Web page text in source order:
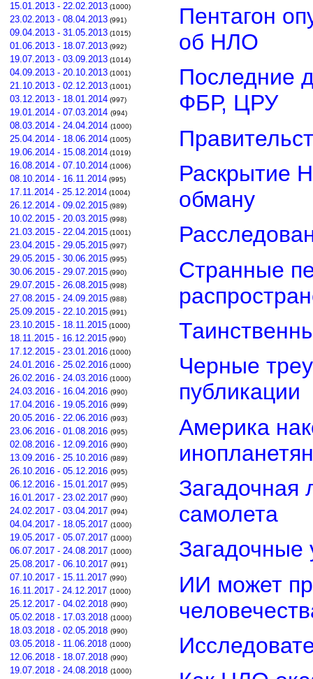
15.01.2013 - 22.02.2013 (1000)
23.02.2013 - 08.04.2013 (991)
09.04.2013 - 31.05.2013 (1015)
01.06.2013 - 18.07.2013 (992)
19.07.2013 - 03.09.2013 (1014)
04.09.2013 - 20.10.2013 (1001)
21.10.2013 - 02.12.2013 (1001)
03.12.2013 - 18.01.2014 (997)
19.01.2014 - 07.03.2014 (994)
08.03.2014 - 24.04.2014 (1000)
25.04.2014 - 18.06.2014 (1005)
19.06.2014 - 15.08.2014 (1019)
16.08.2014 - 07.10.2014 (1006)
08.10.2014 - 16.11.2014 (995)
17.11.2014 - 25.12.2014 (1004)
26.12.2014 - 09.02.2015 (989)
10.02.2015 - 20.03.2015 (998)
21.03.2015 - 22.04.2015 (1001)
23.04.2015 - 29.05.2015 (997)
29.05.2015 - 30.06.2015 (995)
30.06.2015 - 29.07.2015 (990)
29.07.2015 - 26.08.2015 (998)
27.08.2015 - 24.09.2015 (988)
25.09.2015 - 22.10.2015 (991)
23.10.2015 - 18.11.2015 (1000)
18.11.2015 - 16.12.2015 (990)
17.12.2015 - 23.01.2016 (1000)
24.01.2016 - 25.02.2016 (1000)
26.02.2016 - 24.03.2016 (1000)
24.03.2016 - 16.04.2016 (990)
17.04.2016 - 19.05.2016 (999)
20.05.2016 - 22.06.2016 (993)
23.06.2016 - 01.08.2016 (995)
02.08.2016 - 12.09.2016 (990)
13.09.2016 - 25.10.2016 (989)
26.10.2016 - 05.12.2016 (995)
06.12.2016 - 15.01.2017 (995)
16.01.2017 - 23.02.2017 (990)
24.02.2017 - 03.04.2017 (994)
04.04.2017 - 18.05.2017 (1000)
19.05.2017 - 05.07.2017 (1000)
06.07.2017 - 24.08.2017 (1000)
25.08.2017 - 06.10.2017 (991)
07.10.2017 - 15.11.2017 (990)
16.11.2017 - 24.12.2017 (1000)
25.12.2017 - 04.02.2018 (990)
05.02.2018 - 17.03.2018 (1000)
18.03.2018 - 02.05.2018 (990)
03.05.2018 - 11.06.2018 (1000)
12.06.2018 - 18.07.2018 (990)
19.07.2018 - 24.08.2018 (1000)
Пентагон
об НЛО
Последние
ФБР, ЦРУ
Раскрытие
обману
Странные
Черные
публикации
Америка
инопланетян
Загадочная
самолета
Загадочные
ИИ может